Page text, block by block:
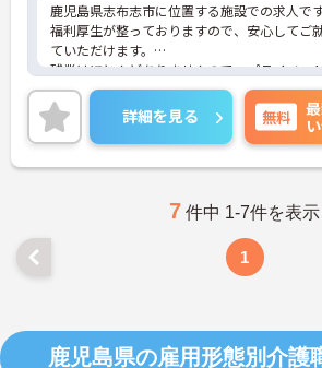
鹿児島県志布志市に位置する施設での求人です
福利厚生が整っておりますので、安心してご
ていただけます。
残業はほとんどありませんので、プライベー
両立が出来ます。
ご興味のある方は、お気軽にお問い合わせく
い。
詳細を見る 無料
7 件中 1-7件を表示
1
鹿児島県の雇用形態別介護